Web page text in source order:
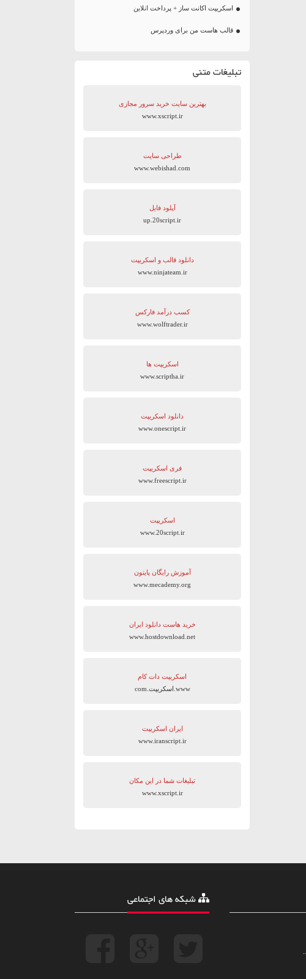
اسکریپت اکانت ساز + پرداخت انلاین
قالب هاست من برای وردپرس
تبلیغات متنی
بهترین سایت‌ خرید سرور مجازی
www.xscript.ir
طراحی سایت
www.webishad.com
آپلود فایل
up.20script.ir
دانلود قالب و اسکریپت
www.ninjateam.ir
کسب درآمد فارکس
www.wolftrader.ir
اسکریپت ها
www.scriptha.ir
دانلود اسکریپت
www.onescript.ir
فری اسکریپت
www.freescript.ir
اسکریپت
www.20script.ir
آموزش رایگان پایتون
www.mecademy.org
خرید هاست دانلود ایران
www.hostdownload.net
اسکریپت دات کام
www.اسکریپت.com
ایران اسکریپت
www.iranscript.ir
تبلیغات شما در این مکان
www.xscript.ir
شبکه های اجتماعی